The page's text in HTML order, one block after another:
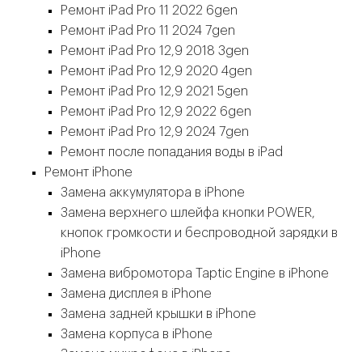
Ремонт iPad Pro 11 2022 6gen
Ремонт iPad Pro 11 2024 7gen
Ремонт iPad Pro 12,9 2018 3gen
Ремонт iPad Pro 12,9 2020 4gen
Ремонт iPad Pro 12,9 2021 5gen
Ремонт iPad Pro 12,9 2022 6gen
Ремонт iPad Pro 12,9 2024 7gen
Ремонт после попадания воды в iPad
Ремонт iPhone
Замена аккумулятора в iPhone
Замена верхнего шлейфа кнопки POWER,
кнопок громкости и беспроводной зарядки в
iPhone
Замена вибромотора Taptic Engine в iPhone
Замена дисплея в iPhone
Замена задней крышки в iPhone
Замена корпуса в iPhone